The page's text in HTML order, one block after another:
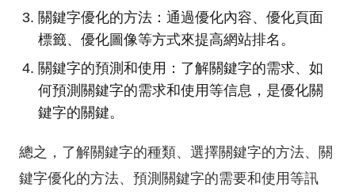
關鍵字優化的方法：通過優化內容、優化頁面
標籤、優化圖像等方式來提高網站排名。
關鍵字的預測和使用：了解關鍵字的需求、如
何預測關鍵字的需求和使用等信息，是優化關
鍵字的關鍵。
總之，了解關鍵字的種類、選擇關鍵字的方法、關
鍵字優化的方法、預測關鍵字的需要和使用等訊